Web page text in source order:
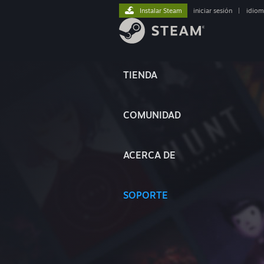
TIENDA
COMUNIDAD
ACERCA DE
SOPORTE
Instalar Steam iniciar sesión